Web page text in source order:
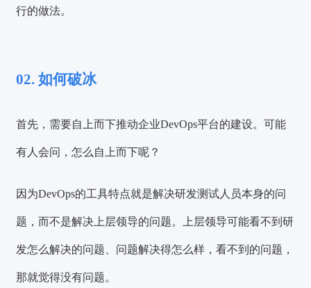
行的做法。
02. 如何破冰
首先，需要自上而下推动企业DevOps平台的建设。可能
有人会问，怎么自上而下呢？
因为DevOps的工具特点就是解决研发测试人员本身的问
题，而不是解决上层领导的问题。上层领导可能看不到研
发怎么解决的问题、问题解决得怎么样，看不到的问题，
那就觉得没有问题。